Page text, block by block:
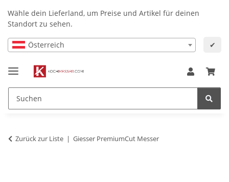
Wähle dein Lieferland, um Preise und Artikel für deinen
Standort zu sehen.
Österreich ✔
Zurück zur Liste Giesser PremiumCut Messer